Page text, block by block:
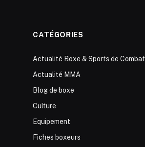
CATÉGORIES
Actualité Boxe & Sports de Combat
Actualité MMA
Blog de boxe
Culture
Equipement
Fiches boxeurs